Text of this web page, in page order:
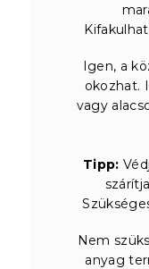
Igen, a
okozhat.
vagy
Tipp:
Nem
anyag